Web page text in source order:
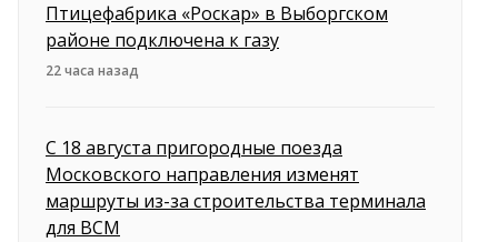
Птицефабрика «Роскар» в Выборгском
районе подключена к газу
22 часа назад
С 18 августа пригородные поезда
Московского направления изменят
маршруты из-за строительства терминала
для ВСМ